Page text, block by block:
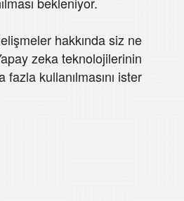
hakkında siz ne
zeka teknolojilerinin
fazla kullanılmasını ister